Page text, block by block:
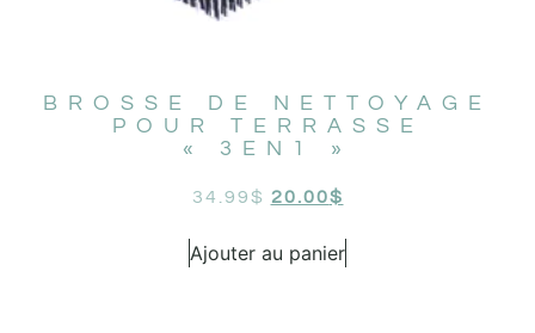
BROSSE DE NETTOYAGE
POUR TERRASSE
« 3EN1 »
34.99$ 20.00$
Ajouter au panier